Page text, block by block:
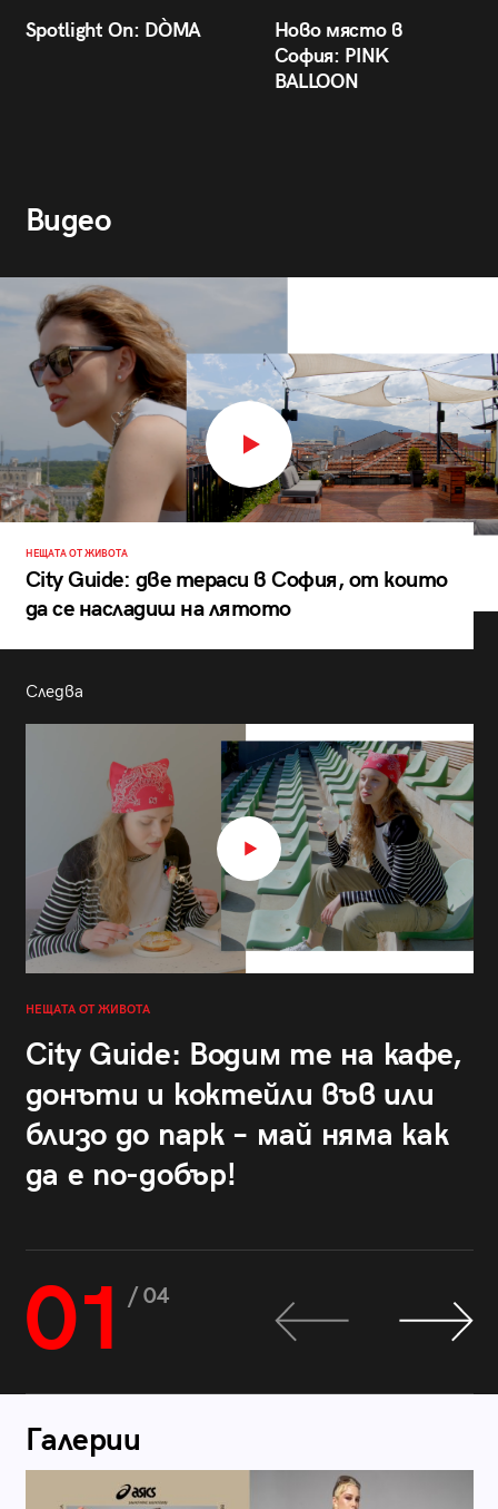
Spotlight On: DÒMA
Ново място в
София: PINK
BALLOON
Видео
НЕЩАТА ОТ ЖИВОТА
City Guide: две тераси в София, от които
да се насладиш на лятото
Следва
НЕЩАТА ОТ ЖИВОТА
City Guide: Водим те на кафе,
донъти и коктейли във или
близо до парк – май няма как
да е по-добър!
01 / 04
Галерии